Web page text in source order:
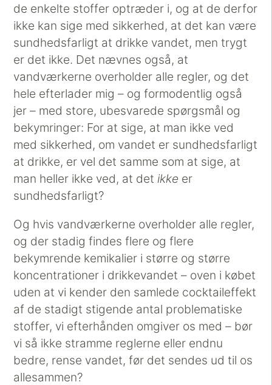
de enkelte stoffer optræder i, og at de derfor
ikke kan sige med sikkerhed, at det kan være
sundhedsfarligt at drikke vandet, men trygt
er det ikke. Det nævnes også, at
vandværkerne overholder alle regler, og det
hele efterlader mig – og formodentlig også
jer – med store, ubesvarede spørgsmål og
bekymringer: For at sige, at man ikke ved
med sikkerhed, om vandet er sundhedsfarligt
at drikke, er vel det samme som at sige, at
man heller ikke ved, at det ikke er
sundhedsfarligt?
Og hvis vandværkerne overholder alle regler,
og der stadig findes flere og flere
bekymrende kemikalier i større og større
koncentrationer i drikkevandet – oven i købet
uden at vi kender den samlede cocktaileffekt
af de stadigt stigende antal problematiske
stoffer, vi efterhånden omgiver os med – bør
vi så ikke stramme reglerne eller endnu
bedre, rense vandet, før det sendes ud til os
allesammen?